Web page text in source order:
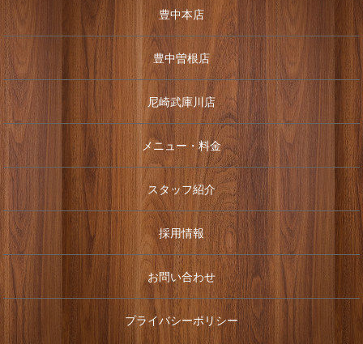
豊中本店
豊中曽根店
尼崎武庫川店
メニュー・料金
スタッフ紹介
採用情報
お問い合わせ
プライバシーポリシー